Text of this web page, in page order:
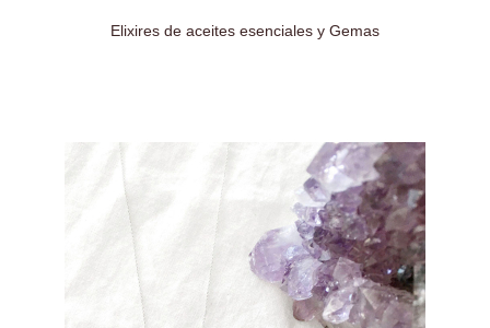
Elixires de aceites esenciales y Gemas